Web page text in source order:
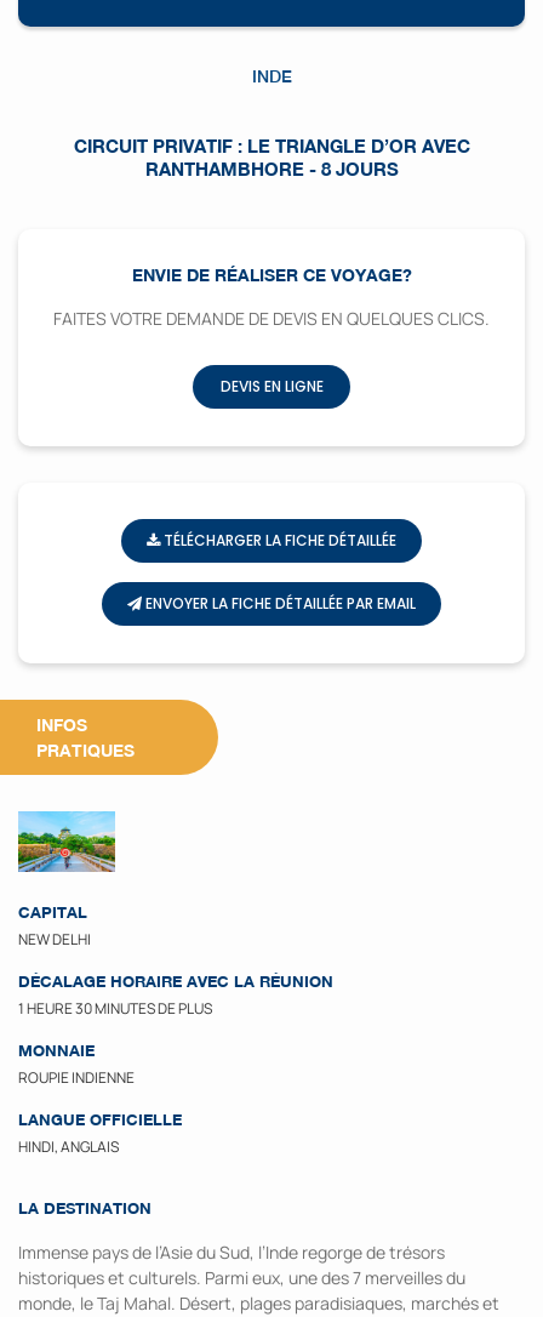
INDE
CIRCUIT PRIVATIF : LE TRIANGLE D’OR AVEC
RANTHAMBHORE - 8 JOURS
ENVIE DE RÉALISER CE VOYAGE?
FAITES VOTRE DEMANDE DE DEVIS EN QUELQUES CLICS.
DEVIS EN LIGNE
TÉLÉCHARGER LA FICHE DÉTAILLÉE
ENVOYER LA FICHE DÉTAILLÉE PAR EMAIL
INFOS
PRATIQUES
CAPITAL
NEW DELHI
DÉCALAGE HORAIRE AVEC LA RÉUNION
1 HEURE 30 MINUTES DE PLUS
MONNAIE
ROUPIE INDIENNE
LANGUE OFFICIELLE
HINDI, ANGLAIS
LA DESTINATION
Immense pays de l’Asie du Sud, l’Inde regorge de trésors
historiques et culturels. Parmi eux, une des 7 merveilles du
monde, le Taj Mahal. Désert, plages paradisiaques, marchés et